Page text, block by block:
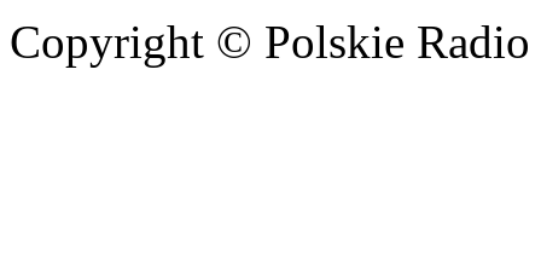
Copyright © Polskie